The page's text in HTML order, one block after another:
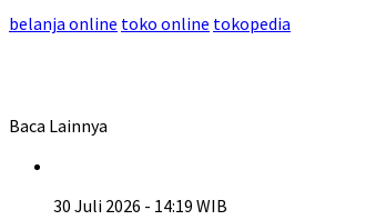
belanja online toko online tokopedia
Baca Lainnya
30 Juli 2026 - 14:19 WIB